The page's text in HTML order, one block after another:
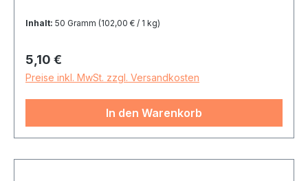
Inhalt: 50 Gramm (102,00 € / 1 kg)
Regulärer Preis:
5,10 €
Preise inkl. MwSt. zzgl. Versandkosten
In den Warenkorb